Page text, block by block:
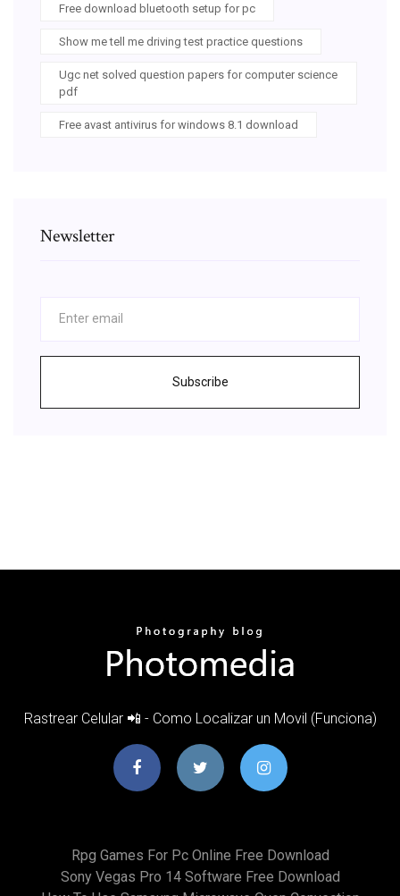
Free download bluetooth setup for pc
Show me tell me driving test practice questions
Ugc net solved question papers for computer science
pdf
Free avast antivirus for windows 8.1 download
Newsletter
Subscribe
Rastrear Celular 📲 - Como Localizar un Movil (Funciona)
Rpg Games For Pc Online Free Download
Sony Vegas Pro 14 Software Free Download